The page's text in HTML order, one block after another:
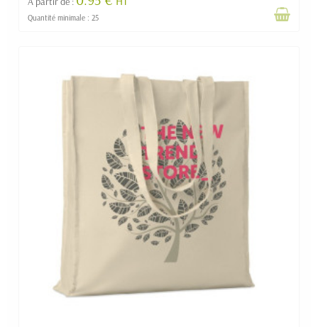
Quantité minimale : 25